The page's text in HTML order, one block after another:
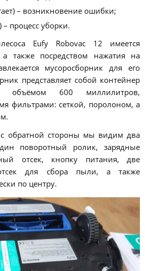
– возникновение ошибки;
– процесс уборки.
Eufy Robovac 12 имеется
также посредством нажатия на
мусоросборник для его
представляет собой контейнер
объёмом 600 миллилитров,
фильтрами: сеткой, поролоном, а
обратной стороны мы видим два
поворотный ролик, зарядные
отсек, кнопку питания, две
для сбора пыли, а также
по центру.